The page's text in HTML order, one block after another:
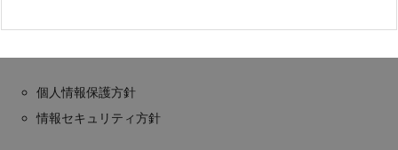
個人情報保護方針
情報セキュリティ方針